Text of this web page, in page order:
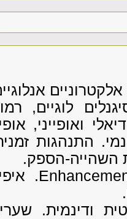
לוגיים,
ואופייני,
התנהגות
השהייה-הספק.
.
ודינמית.